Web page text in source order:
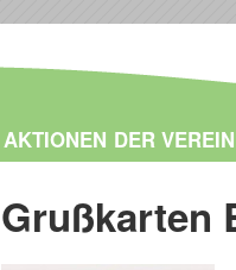
AKTIONEN DER VEREIN
Grußkarten